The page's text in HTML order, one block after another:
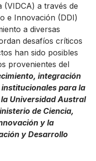
a través de
e Innovación (DDI)
a diversas
desafíos críticos
han sido posibles
provenientes del
integración
para la
Universidad Austral
de Ciencia,
y la
y Desarrollo